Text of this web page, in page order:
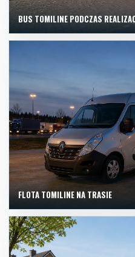
BUS TOMILINE PODCZAS
FLOTA TOMILINE NA TRASIE